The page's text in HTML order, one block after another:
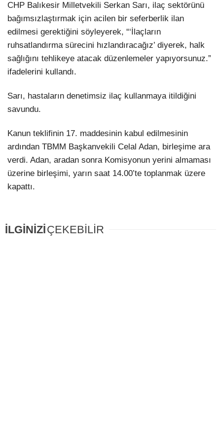
CHP Balıkesir Milletvekili Serkan Sarı, ilaç sektörünü
bağımsızlaştırmak için acilen bir seferberlik ilan
edilmesi gerektiğini söyleyerek, “‘İlaçların
ruhsatlandırma sürecini hızlandıracağız’ diyerek, halk
sağlığını tehlikeye atacak düzenlemeler yapıyorsunuz.”
ifadelerini kullandı.
Sarı, hastaların denetimsiz ilaç kullanmaya itildiğini
savundu.
Kanun teklifinin 17. maddesinin kabul edilmesinin
ardından TBMM Başkanvekili Celal Adan, birleşime ara
verdi. Adan, aradan sonra Komisyonun yerini almaması
üzerine birleşimi, yarın saat 14.00’te toplanmak üzere
kapattı.
İLGİNİZİÇEKEBİLİR